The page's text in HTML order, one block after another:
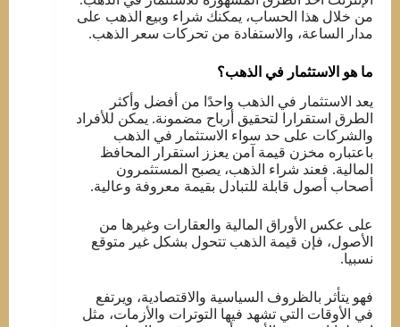
من خلال هذا الحساب، يمكنك شراء وبيع الذهب على
مدار الساعة، والاستفادة من تحركات سعر الذهب.
ما هو الاستثمار في الذهب؟
يعد الاستثمار في الذهب واحدًا من أفضل وأكثر
الطرق استقرارا لتحقيق أرباح مضمونة. يمكن للأفراد
والشركات على حد سواء الاستثمار في الذهب
باعتباره مخزن قيمة آمن يعزز استقرار المحافظ
المالية. فعند شراء الذهب، يصبح المستثمرون
أصحاب أصول قابلة للتبادل بقيمة معروفة وعالية.
على عكس الأوراق المالية والعقارات وغيرها من
الأصول، فإن قيمة الذهب تتحول بشكل غير متوقع
نسبيا.
فهو يتأثر بالظروف السياسية والاقتصادية، ويرتفع
في الأوقات التي تشهد فيها التوترات والأزمات، مثل